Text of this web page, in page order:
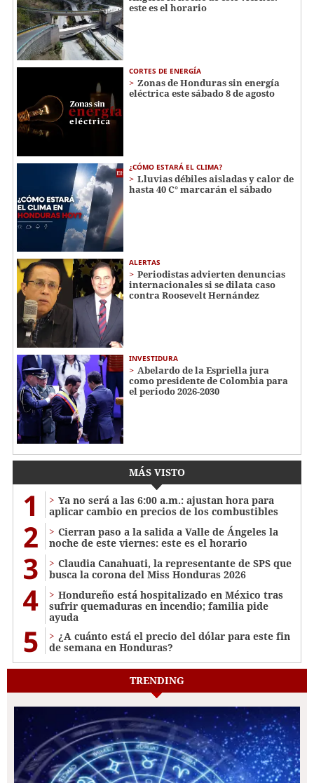
este es el horario
CORTES DE ENERGÍA
Zonas de Honduras sin energía
eléctrica este sábado 8 de agosto
¿CÓMO ESTARÁ EL CLIMA?
Lluvias débiles aisladas y calor de
hasta 40 C° marcarán el sábado
ALERTAS
Periodistas advierten denuncias
internacionales si se dilata caso
contra Roosevelt Hernández
INVESTIDURA
Abelardo de la Espriella jura
como presidente de Colombia para
el periodo 2026-2030
MÁS VISTO
1
Ya no será a las 6:00 a.m.: ajustan hora para
aplicar cambio en precios de los combustibles
2
Cierran paso a la salida a Valle de Ángeles la
noche de este viernes: este es el horario
3
Claudia Canahuati, la representante de SPS que
busca la corona del Miss Honduras 2026
4
Hondureño está hospitalizado en México tras
sufrir quemaduras en incendio; familia pide
ayuda
5
¿A cuánto está el precio del dólar para este fin
de semana en Honduras?
TRENDING